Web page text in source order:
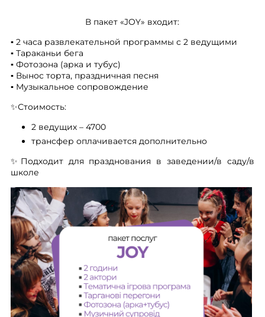
В пакет «JOY» входит:
▪️ 2 часа развлекательной программы с 2 ведущими
▪️ Тараканьи бега
▪️ Фотозона (арка и тубус)
▪️ Вынос торта, праздничная песня
▪️ Музыкальное сопровождение
✨Стоимость:
2 ведущих – 4700
трансфер оплачивается дополнительно
✨Подходит для празднования в заведении/в саду/в
школе